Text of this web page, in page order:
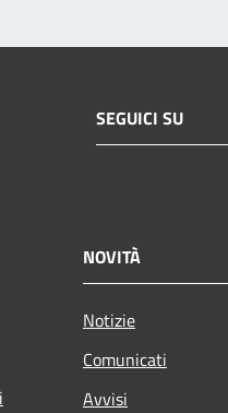
SEGUICI SU
NOVITÀ
Notizie
Comunicati
Avvisi